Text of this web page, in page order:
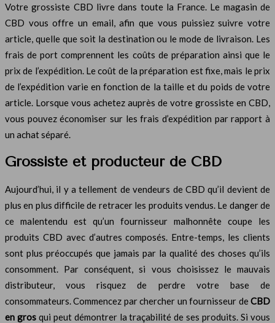
Votre grossiste CBD livre dans toute la France. Le magasin de
CBD vous offre un email, afin que vous puissiez suivre votre
article, quelle que soit la destination ou le mode de livraison. Les
frais de port comprennent les coûts de préparation ainsi que le
prix de l’expédition. Le coût de la préparation est fixe, mais le prix
de l’expédition varie en fonction de la taille et du poids de votre
article. Lorsque vous achetez auprès de votre grossiste en CBD,
vous pouvez économiser sur les frais d’expédition par rapport à
un achat séparé.
Grossiste et producteur de CBD
Aujourd’hui, il y a tellement de vendeurs de CBD qu’il devient de
plus en plus difficile de retracer les produits vendus. Le danger de
ce malentendu est qu’un fournisseur malhonnête coupe les
produits CBD avec d’autres composés. Entre-temps, les clients
sont plus préoccupés que jamais par la qualité des choses qu’ils
consomment. Par conséquent, si vous choisissez le mauvais
distributeur, vous risquez de perdre votre base de
consommateurs. Commencez par chercher un fournisseur deCBD
en grosqui peut démontrer la traçabilité de ses produits. Si vous